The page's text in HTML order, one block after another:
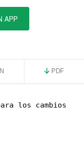
APP
PDF
los cambios